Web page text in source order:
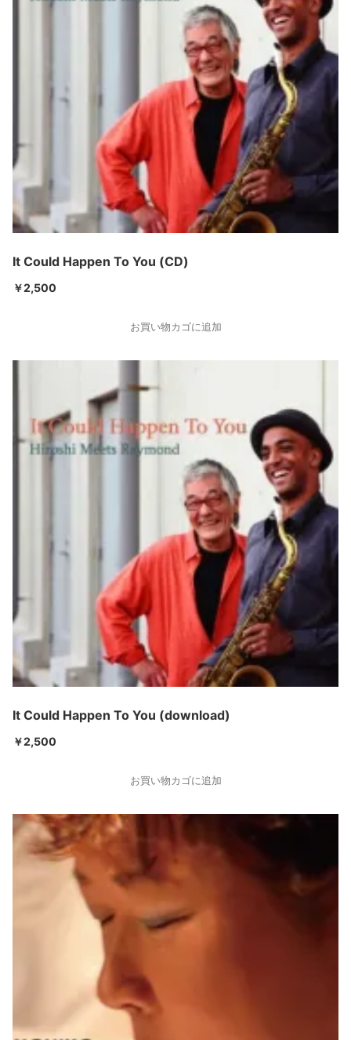
It Could Happen To You (CD)
￥2,500
お買い物カゴに追加
It Could Happen To You (download)
￥2,500
お買い物カゴに追加